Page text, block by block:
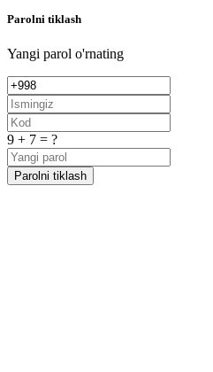
Parolni tiklash
Yangi parol o'rnating
9 + 7 = ?
Parolni tiklash